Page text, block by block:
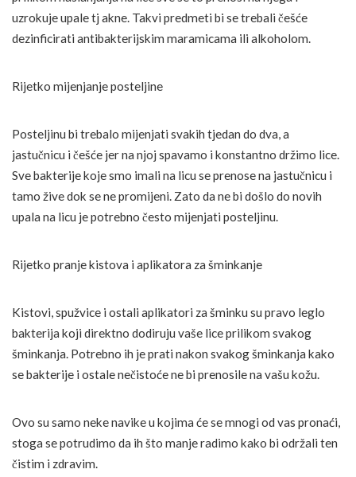
uzrokuje upale tj akne. Takvi predmeti bi se trebali češće
dezinficirati antibakterijskim maramicama ili alkoholom.
Rijetko mijenjanje posteljine
Posteljinu bi trebalo mijenjati svakih tjedan do dva, a
jastučnicu i češće jer na njoj spavamo i konstantno držimo lice.
Sve bakterije koje smo imali na licu se prenose na jastučnicu i
tamo žive dok se ne promijeni. Zato da ne bi došlo do novih
upala na licu je potrebno često mijenjati posteljinu.
Rijetko pranje kistova i aplikatora za šminkanje
Kistovi, spužvice i ostali aplikatori za šminku su pravo leglo
bakterija koji direktno dodiruju vaše lice prilikom svakog
šminkanja. Potrebno ih je prati nakon svakog šminkanja kako
se bakterije i ostale nečistoće ne bi prenosile na vašu kožu.
Ovo su samo neke navike u kojima će se mnogi od vas pronaći,
stoga se potrudimo da ih što manje radimo kako bi održali ten
čistim i zdravim.